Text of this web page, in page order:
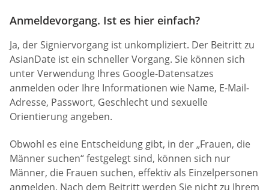
Anmeldevorgang. Ist es hier einfach?
Ja, der Signiervorgang ist unkompliziert. Der Beitritt zu
AsianDate ist ein schneller Vorgang. Sie können sich
unter Verwendung Ihres Google-Datensatzes
anmelden oder Ihre Informationen wie Name, E-Mail-
Adresse, Passwort, Geschlecht und sexuelle
Orientierung angeben.
Obwohl es eine Entscheidung gibt, in der „Frauen, die
Männer suchen“ festgelegt sind, können sich nur
Männer, die Frauen suchen, effektiv als Einzelpersonen
anmelden. Nach dem Beitritt werden Sie nicht zu Ihrem